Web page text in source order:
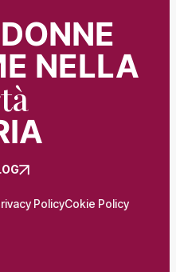
DONNE
NELLA
PolicyCokie Policy